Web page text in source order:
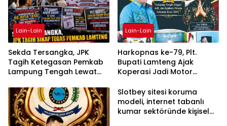
Lain-Lain
Sekda Tersangka, JPK
Tagih Ketegasan Pemkab
Lampung Tengah Lewat
Lain-Lain
Harkopnas ke-79, Plt.
Bupati Lamteng Ajak
Koperasi Jadi Motor
Slotbey sitesi koruma
modeli, internet tabanlı
kumar sektöründe kişisel